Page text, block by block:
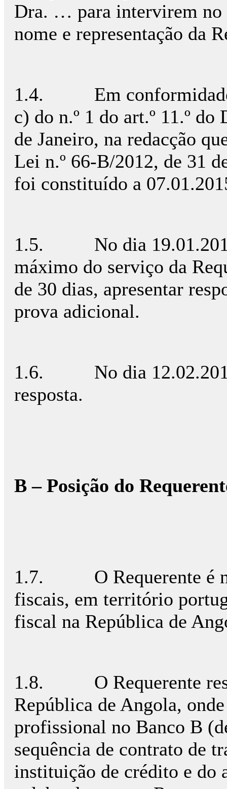
Dra. … para intervirem no
nome e representação da
1.4. Em conformidade
c) do n.º 1 do art.º 11.º
de Janeiro, na redacção
Lei n.º 66-B/2012, de 31
foi constituído a
1.5. No dia
máximo do serviço da
de 30 dias, apresentar
prova adicional.
1.6. No dia 12.02.2015
resposta.
B – Posição do
1.7. O Requerente é
fiscais, em território
fiscal na República de
1.8. O Requerente
República de Angola,
profissional no Banco B
sequência de contrato de
instituição de crédito e do